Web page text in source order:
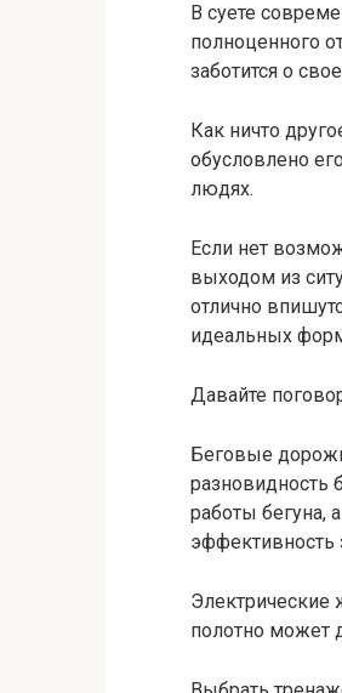
В суете
полноценного
заботится о
Как ничто
обусловлено его
людях.
Если нет
выходом из
отлично
идеальных
Давайте
Беговые
разновидность
работы бегуна,
эффективность
Электрические
полотно может